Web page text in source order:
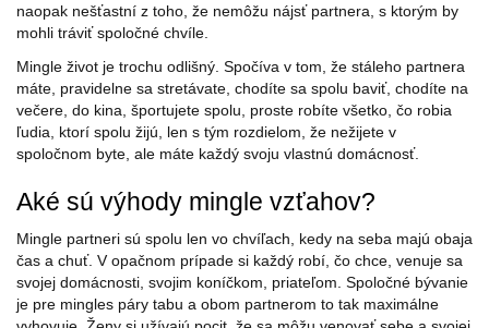
naopak nešťastní z toho, že nemôžu nájsť partnera, s ktorým by
mohli tráviť spoločné chvíle.
Mingle život je trochu odlišný. Spočíva v tom, že stáleho partnera
máte, pravidelne sa stretávate, chodíte sa spolu baviť, chodíte na
večere, do kina, športujete spolu, proste robíte všetko, čo robia
ľudia, ktorí spolu žijú, len s tým rozdielom, že nežijete v
spoločnom byte, ale máte každý svoju vlastnú domácnosť.
Aké sú výhody mingle vzťahov?
Mingle partneri sú spolu len vo chvíľach, kedy na seba majú obaja
čas a chuť. V opačnom prípade si každý robí, čo chce, venuje sa
svojej domácnosti, svojim koníčkom, priateľom. Spoločné bývanie
je pre mingles páry tabu a obom partnerom to tak maximálne